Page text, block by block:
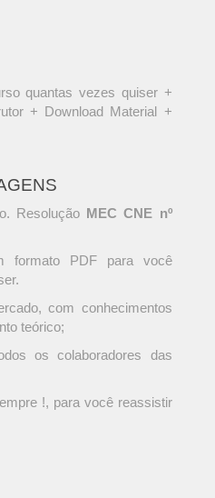
quantas vezes quiser +
+ Download Material +
Resolução MEC CNE nº
formato PDF para você
com conhecimentos
teórico;
os colaboradores das
!, para você reassistir